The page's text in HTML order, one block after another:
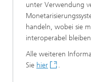
unter Verwendung
handeln, wobei sie
interoperabel
Alle weiteren
Sie hier .